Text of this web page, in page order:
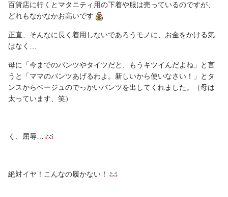
百貨店に行くとマタニティ用の下着や服は売っているのですが、
どれもなかなかお高いです
正直、そんなに長く着用しないであろうモノに、お金をかける気
はなく…
母に「今までのパンツやタイツだと、もうキツイんだよね」と言
うと「ママのパンツあげるわよ。新しいから使いなさい！」とタ
ンスからベージュのでっかいパンツを出してくれました。（母は
太っています、笑）
く、屈辱…
絶対イヤ！こんなの履かない！